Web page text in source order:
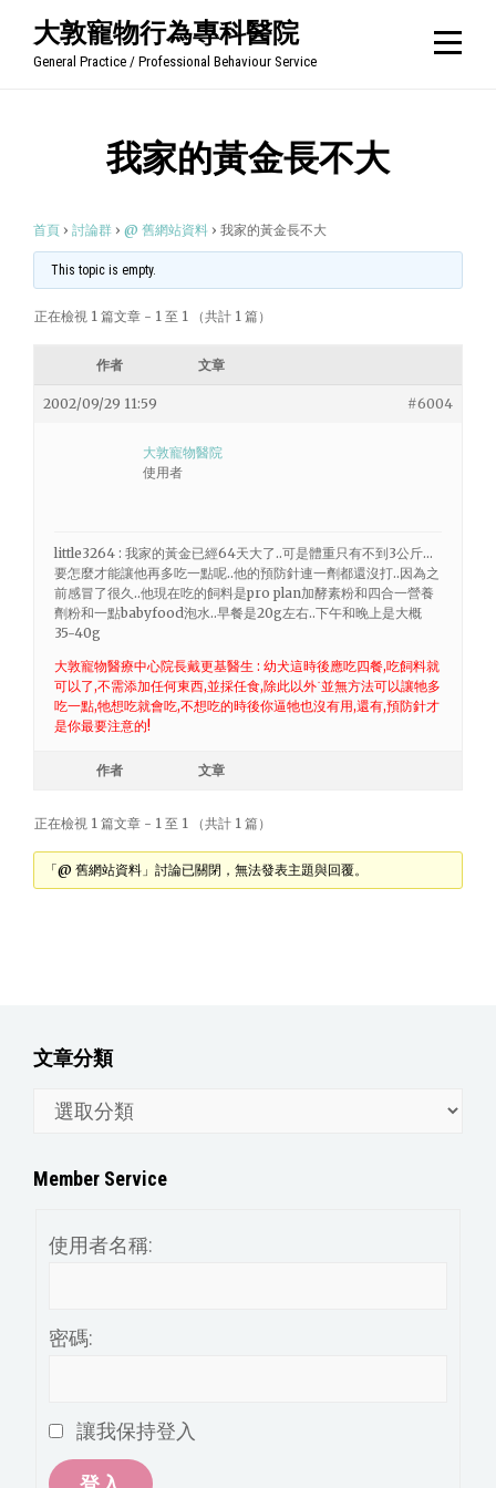
大敦寵物行為專科醫院
General Practice / Professional Behaviour Service
我家的黃金長不大
首頁 › 討論群 › @ 舊網站資料 › 我家的黃金長不大
This topic is empty.
正在檢視 1 篇文章 - 1 至 1 （共計 1 篇）
作者 文章
2002/09/29 11:59 #6004
大敦寵物醫院
使用者
little3264 : 我家的黃金已經64天大了..可是體重只有不到3公斤…
要怎麼才能讓他再多吃一點呢..他的預防針連一劑都還沒打..因為之
前感冒了很久..他現在吃的飼料是pro plan加酵素粉和四合一營養
劑粉和一點babyfood泡水..早餐是20g左右..下午和晚上是大概
35-40g
大敦寵物醫療中心院長戴更基醫生 : 幼犬這時後應吃四餐,吃飼料就
可以了,不需添加任何東西,並採任食,除此以外˙並無方法可以讓牠多
吃一點,牠想吃就會吃,不想吃的時後你逼牠也沒有用,還有,預防針才
是你最要注意的!
作者 文章
正在檢視 1 篇文章 - 1 至 1 （共計 1 篇）
「@ 舊網站資料」討論已關閉，無法發表主題與回覆。
文章分類
分
Member Service
使用者名稱:
密碼:
讓我保持登入